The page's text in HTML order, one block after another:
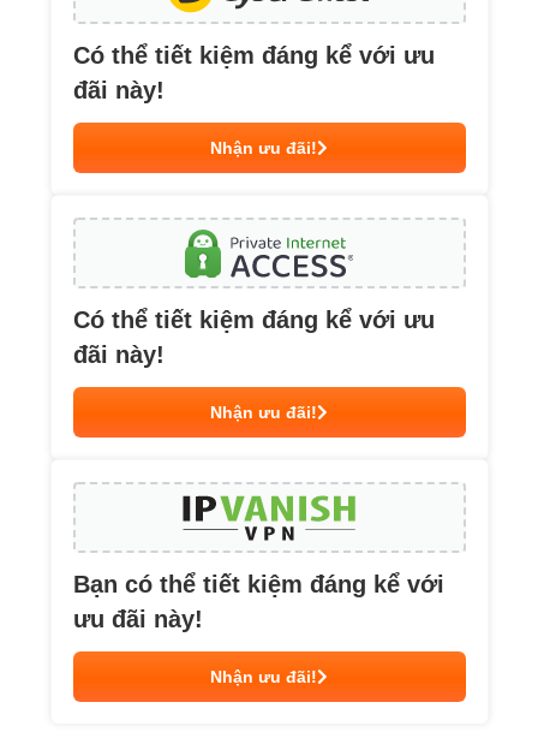
Có thể tiết kiệm đáng kể với ưu
đãi này!
Nhận ưu đãi!
Có thể tiết kiệm đáng kể với ưu
đãi này!
Nhận ưu đãi!
Bạn có thể tiết kiệm đáng kể với
ưu đãi này!
Nhận ưu đãi!